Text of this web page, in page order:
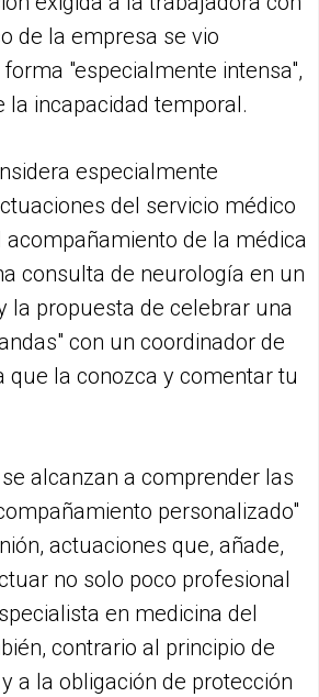
de la empresa se vio
forma "especialmente intensa",
la incapacidad temporal.
especialmente
del servicio médico
acompañamiento de la médica
consulta de neurología en un
la propuesta de celebrar una
con un coordinador de
que la conozca y comentar tu
alcanzan a comprender las
personalizado"
actuaciones que, añade,
no solo poco profesional
en medicina del
contrario al principio de
a la obligación de protección